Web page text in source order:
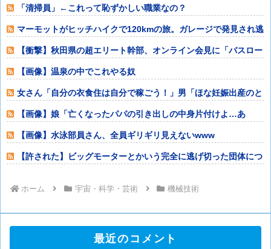
「清掃員」←これって恥ずかしい職業なの？
マーモットがヒッチハイクで120kmの旅。ガレージで発見され逃
亡を試みる
【衝撃】秋田県の超エリート幹部、オンライン会見に「バスロー
ブ姿＋タバコ」
【画像】温泉の中でこれやる奴
女さん「自分の衣食住は自分で稼ごう！」男「ほな妊娠出産のと
きの生活費も自
【画像】娘「亡くなったパパの引き出しの中身片付けよ…あ
っ、」⇒結果！
【画像】水泳部員さん、全員ギリギリ見えないwww
【許された】ビッグモーターとかいう完全に逃げ切った団体につ
ホーム 宇宙・科学・芸術 機械技術
最近のコメント